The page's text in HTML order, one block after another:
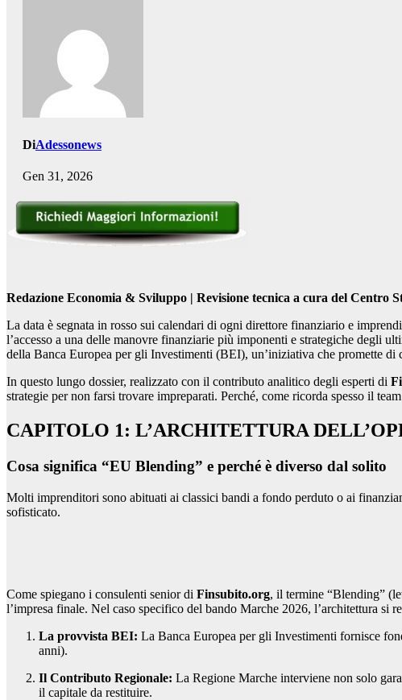
DiAdessonews
Gen 31, 2026
Redazione Economia & Sviluppo | Revisione tecnica a cura del Centro
La data è segnata in rosso sui calendari di ogni direttore finanziario e
l’accesso a una delle manovre finanziarie più imponenti e strategiche degli
della Banca Europea per gli Investimenti (BEI), un’iniziativa che promette
In questo lungo dossier, realizzato con il contributo analitico degli esperti di
strategie per non farsi trovare impreparati. Perché, come ricorda spesso il
CAPITOLO 1: L’ARCHITETTURA
Cosa significa “EU Blending” e perché è diverso dal solito
Molti imprenditori sono abituati ai classici bandi a fondo perduto o ai
sofisticato.
Come spiegano i consulenti senior di Finsubito.org, il termine “Blending”
l’impresa finale. Nel caso specifico del bando Marche 2026, l’architettura si
La provvista BEI: La Banca Europea per gli Investimenti fornisce
anni).
Il Contributo Regionale: La Regione Marche interviene non solo
il capitale da restituire.